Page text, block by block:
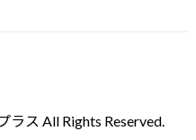
ス All Rights Reserved.